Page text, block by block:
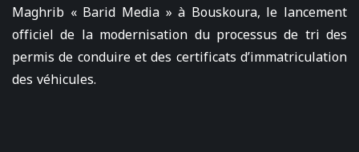
Maghrib « Barid Media » à Bouskoura, le lancement
officiel de la modernisation du processus de tri des
permis de conduire et des certificats d’immatriculation
des véhicules.